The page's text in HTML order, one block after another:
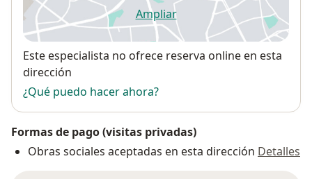
Ampliarse abre en una nueva
Disponibilidad
Este especialista no ofrece reserva online en esta
dirección
¿Qué puedo hacer ahora?
Formas de pago (visitas privadas)
Obras sociales aceptadas en esta dirección Detalles